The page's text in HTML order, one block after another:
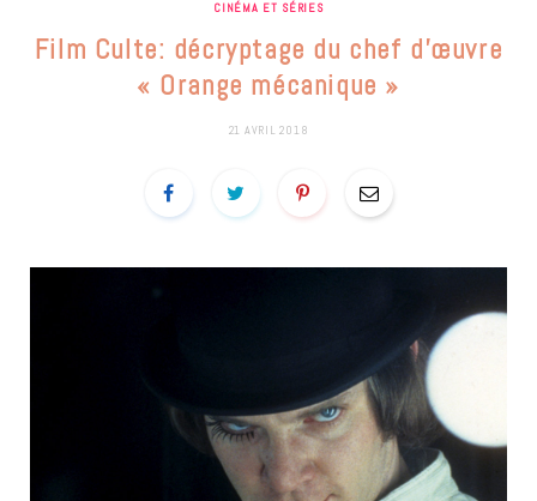
CINÉMA ET SÉRIES
Film Culte: décryptage du chef d’œuvre
« Orange mécanique »
21 AVRIL 2018